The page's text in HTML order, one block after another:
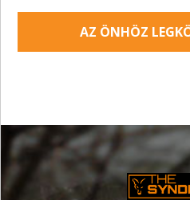
AZ ÖNHÖZ